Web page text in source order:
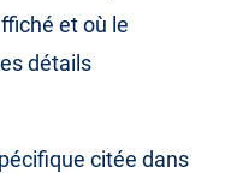
et où le
détails
citée dans